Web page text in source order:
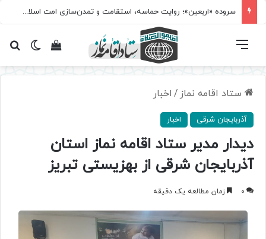
سروده‌ «اربعین»؛ روایت حماسه، استقامت و تمدن‌سازی امت اسلامی
تغییرمشاهده فهرست
ستاد اقامه نماز / اخبار
آذربایجان شرقی اخبار
دیدار مدیر ستاد اقامه نماز استان
آذربایجان شرقی از بهزیستی تبریز
0 زمان مطالعه یک دقیقه